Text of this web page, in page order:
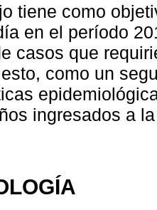
tiene como
en el período
casos que
como un
ingresados a